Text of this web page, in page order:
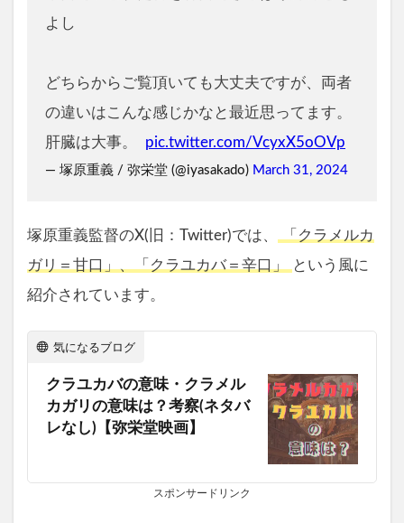
よし
どちらからご覧頂いても大丈夫ですが、両者
の違いはこんな感じかなと最近思ってます。
肝臓は大事。 pic.twitter.com/VcyxX5oOVp
— 塚原重義 / 弥栄堂 (@iyasakado) March 31, 2024
塚原重義監督のX(旧：Twitter)では、 「クラメルカ
ガリ＝甘口」、「クラユカバ＝辛口」 という風に
紹介されています。
気になるブログ
クラユカバの意味・クラメル
カガリの意味は？考察(ネタバ
レなし)【弥栄堂映画】
スポンサードリンク